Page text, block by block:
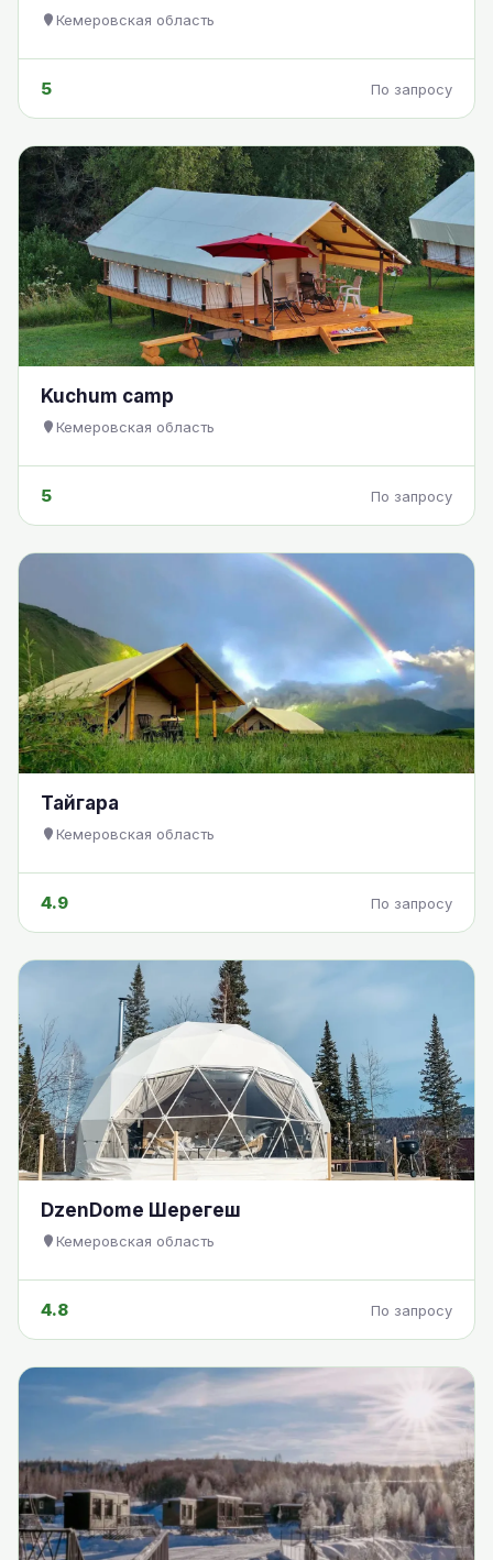
Кемеровская область
5 По запросу
Kuchum camp
Кемеровская область
5 По запросу
Тайгара
Кемеровская область
4.9 По запросу
DzenDome Шерегеш
Кемеровская область
4.8 По запросу